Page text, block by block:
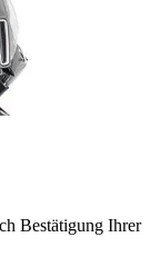
Bestätigung Ihrer